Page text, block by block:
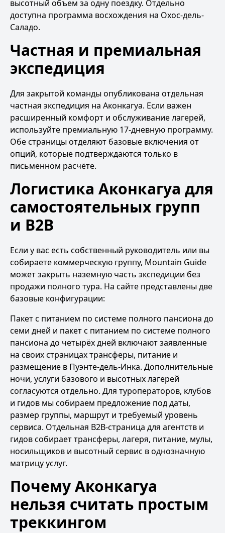
высотный объем за одну поездку. Отдельно
доступна программа восхождения на Охос-дель-
Саладо.
Частная и премиальная
экспедиция
Для закрытой команды опубликована отдельная
частная экспедиция на Аконкагуа. Если важен
расширенный комфорт и обслуживание лагерей,
используйте премиальную 17-дневную программу.
Обе страницы отделяют базовые включения от
опций, которые подтверждаются только в
письменном расчёте.
Логистика Аконкагуа для
самостоятельных групп
и B2B
Если у вас есть собственный руководитель или вы
собираете коммерческую группу, Mountain Guide
может закрыть наземную часть экспедиции без
продажи полного тура. На сайте представлены две
базовые конфигурации:
Пакет с питанием по системе полного пансиона до
семи дней и пакет с питанием по системе полного
пансиона до четырёх дней включают заявленные
на своих страницах трансферы, питание и
размещение в Пуэнте-дель-Инка. Дополнительные
ночи, услуги базового и высотных лагерей
согласуются отдельно. Для туроператоров, клубов
и гидов мы собираем предложение под даты,
размер группы, маршрут и требуемый уровень
сервиса. Отдельная B2B-страница для агентств и
гидовсобирает трансферы, лагеря, питание, мулы,
носильщиков и высотный сервис в однозначную
матрицу услуг.
Почему Аконкагуа
нельзя считать простым
треккингом